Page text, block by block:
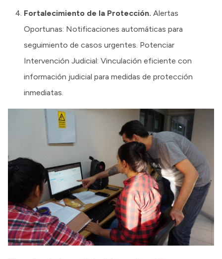
Fortalecimiento de la Protección. Alertas
Oportunas: Notificaciones automáticas para
seguimiento de casos urgentes. Potenciar
Intervención Judicial: Vinculación eficiente con
información judicial para medidas de protección
inmediatas.